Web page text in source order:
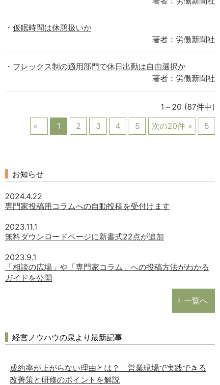
仮眠時間は休憩扱いか
著者：労働新聞社
フレックス制の適用部門で休日出勤は自由選択か
著者：労働新聞社
1～20 (87件中)
1
2 3 4 5 次の20件 5
お知らせ
2024.4.22
専門家投稿用コラムへの自動投稿を受付けます
2023.11.1
無料ダウンロードページに新書式22点が追加
2023.9.1
「相談の広場」や「専門家コラム」への投稿方法がわかる
ガイドを公開
一覧へ
経営ノウハウの泉より最新記事
成約率が上がらない理由とは？ 営業現場で実践できる
改善策と研修のポイントを解説